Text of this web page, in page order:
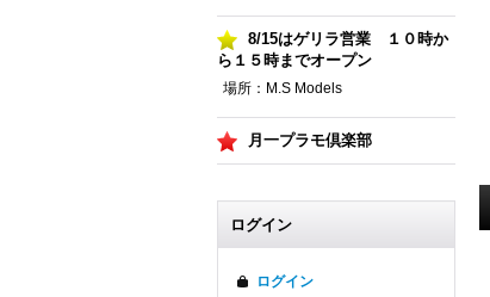
8/15はゲリラ営業 １０時か
ら１５時までオープン
場所：M.S Models
月一プラモ倶楽部
ログイン
ログイン